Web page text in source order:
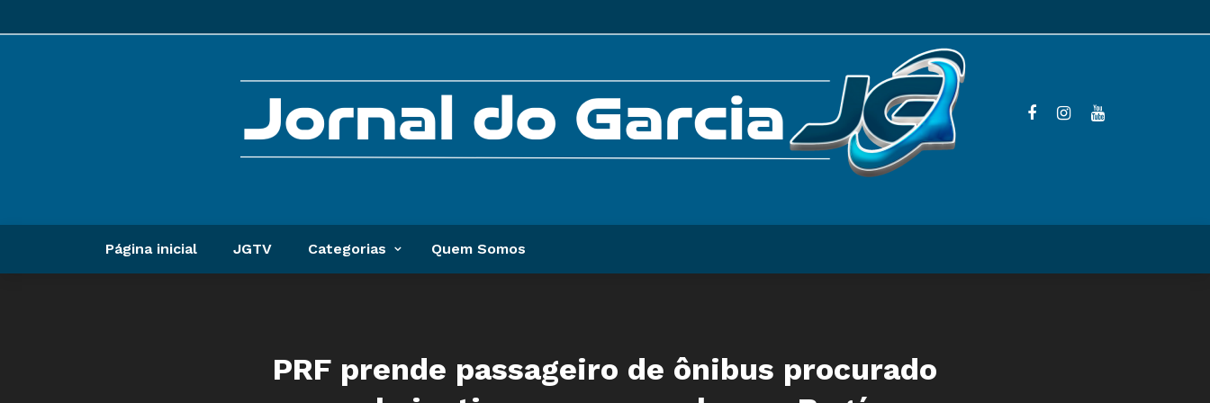
Página inicial JGTV Categorias Quem Somos
PRF prende passageiro de ônibus procurado